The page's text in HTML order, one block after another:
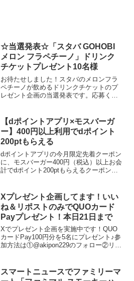
☆当選発表☆「スタバ GOHOBI
メロン フラペチーノ」ドリンク
チケットプレゼント10名様
お待たせしました！スタバのメロンフラ
ペチーノが飲めるドリンクチケットのプ
レゼント企画の当選発表です。応募くだ
もさん@fuchi424れもん🍋さん
@OLAMPgb0V0...
【dポイントアプリ×モスバーガ
ー】400円以上利用でdポイント
200ptもらえる
dポイントアプリの今月限定先着クーポン
に、モスバーガー400円（税込）以上お会
計でdポイント200ptもらえるクーポンが
もらいました★クーポンタブから先着ク
ーポンにある...
Xプレゼント企画してます！いい
ね＆リポストのみでQUOカード
Payプレゼント！本日21日まで
Xでプレゼント企画を実施中です！QUO
カードPay100円分を5名にプレゼント♪参
加方法は①@akipon229のフォロー②リポ
カードPay100円分／5名にプ...
スマートニュースでファミリーマ